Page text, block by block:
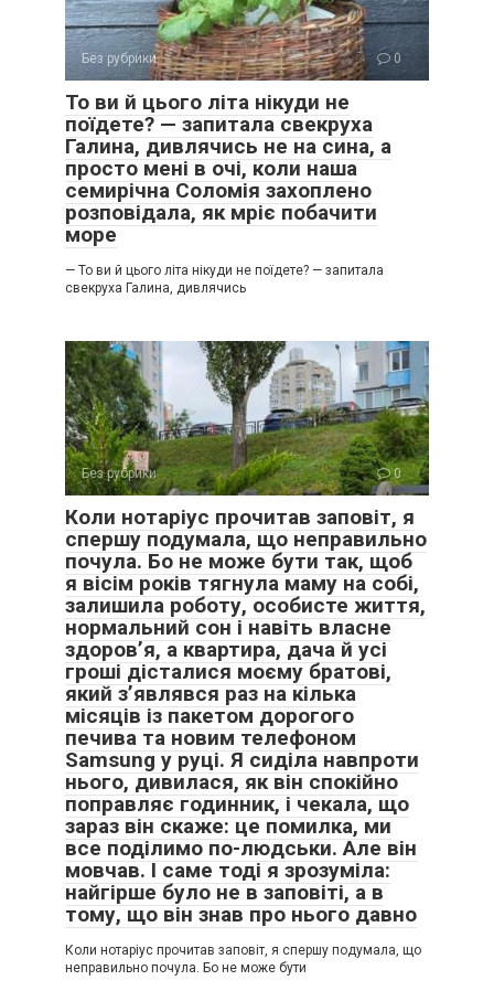
Без рубрики 0
То ви й цього літа нікуди не
поїдете? — запитала свекруха
Галина, дивлячись не на сина, а
просто мені в очі, коли наша
семирічна Соломія захоплено
розповідала, як мріє побачити
море
— То ви й цього літа нікуди не поїдете? — запитала
свекруха Галина, дивлячись
Без рубрики 0
Коли нотаріус прочитав заповіт, я
спершу подумала, що неправильно
почула. Бо не може бути так, щоб
я вісім років тягнула маму на собі,
залишила роботу, особисте життя,
нормальний сон і навіть власне
здоров’я, а квартира, дача й усі
гроші дісталися моєму братові,
який з’являвся раз на кілька
місяців із пакетом дорогого
печива та новим телефоном
Samsung у руці. Я сиділа навпроти
нього, дивилася, як він спокійно
поправляє годинник, і чекала, що
зараз він скаже: це помилка, ми
все поділимо по-людськи. Але він
мовчав. І саме тоді я зрозуміла:
найгірше було не в заповіті, а в
тому, що він знав про нього давно
Коли нотаріус прочитав заповіт, я спершу подумала, що
неправильно почула. Бо не може бути